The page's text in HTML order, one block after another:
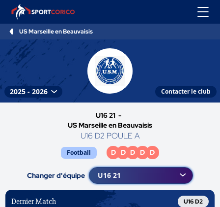
US Marseille en Beauvaisis
Contacter le club
U16 21 -
US Marseille en Beauvaisis
U16 D2 POULE A
Football D D D D D
Changer d'équipe
Dernier Match U16 D2